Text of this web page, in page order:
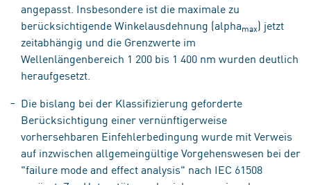
angepasst. Insbesondere ist die maximale zu
berücksichtigende Winkelausdehnung (alphamax) jetzt
zeitabhängig und die Grenzwerte im
Wellenlängenbereich 1 200 bis 1 400 nm wurden deutlich
heraufgesetzt.
Die bislang bei der Klassifizierung geforderte
Berücksichtigung einer vernünftigerweise
vorhersehbaren Einfehlerbedingung wurde mit Verweis
auf inzwischen allgemeingültige Vorgehenswesen bei der
"failure mode and effect analysis" nach IEC 61508